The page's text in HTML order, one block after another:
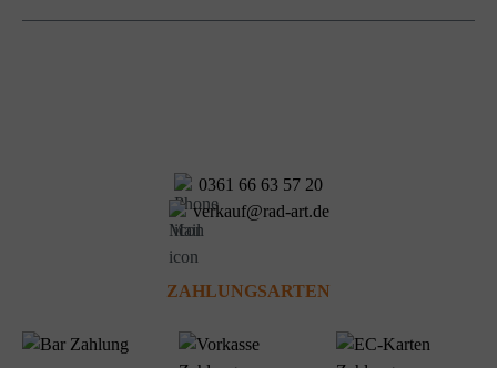
ZAHLUNGSARTEN
0361 66 63 57 20
verkauf@rad-art.de